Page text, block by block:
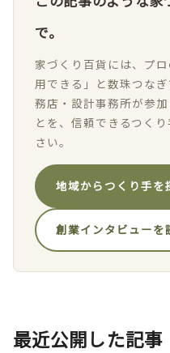
で。
家づくり百貨には、プ
用できる」と数珠つな
務店・設計事務所が参
とを、信頼できるつく
さい。
地域からつくり手を
創業インタビューを
最近公開した記事